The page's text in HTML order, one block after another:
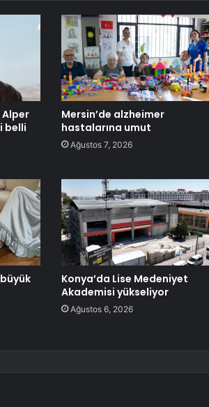
Alper
belli
Mersin’de alzheimer
hastalarına umut
Ağustos 7, 2026
Konya’da Lise Medeniyet
Akademisi yükseliyor
Ağustos 6, 2026